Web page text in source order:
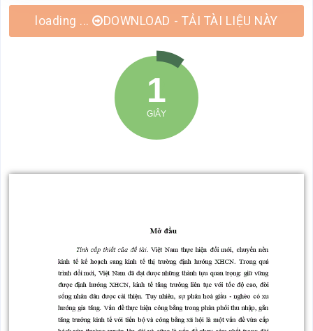
DOWNLOAD - TẢI TÀI LIỆU NÀY